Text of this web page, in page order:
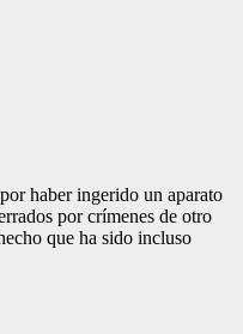
haber ingerido un aparato
por crímenes de otro
que ha sido incluso